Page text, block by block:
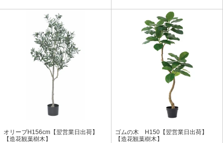
オリーブH156cm【翌営業日出荷】
【造花観葉樹木】
ゴムの木 H150【翌営業日出荷】
【造花観葉樹木】